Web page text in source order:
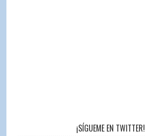
¡SÍGUEME EN TWITTER!